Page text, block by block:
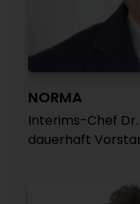
NORMA
Interims-Chef
dauerhaft